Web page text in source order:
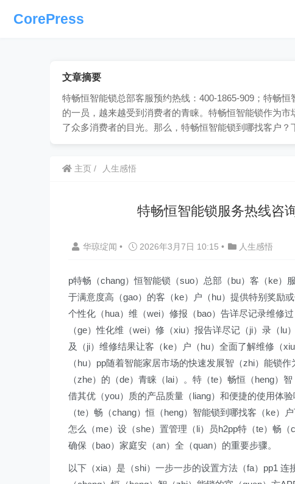
CorePress
文章摘要
特畅恒智能锁总部客服预约热线：400-1865-909；特畅
的一员，越来越受到消费者的青睐。特畅恒智能锁作为
了众多消费者的目光。那么，特畅恒智能锁到哪找客户
主页 人生感悟
特畅恒智能锁服务热线咨
华琼绽闻 • 2026年3月7日 10:15 • 人生感悟
p特畅（chang）恒智能锁（suo）总部（bu）客（ke）
于满意度高（gao）的客（ke）户（hu）提供特别奖励
个性化（hua）维（wei）修报（bao）告详尽记录维修
（ge）性化维（wei）修（xiu）报告详尽记（ji）录（
及（ji）维修结果让客（ke）户（hu）全面了解维修（
（hu）pp随着智能家居市场的快速发展智（zhi）能锁
（zhe）的（de）青睐（lai）。特（te）畅恒（heng）
借其优（you）质的产品质量（liang）和便捷的使用体
（te）畅（chang）恒（heng）智能锁到哪找客（ke）
怎么（me）设（she）置管理（li）员h2pp特（te）畅
确保（bao）家庭安（an）全（quan）的重要步骤。
以下（xia）是（shi）一步一步的设置方法（fa）pp1